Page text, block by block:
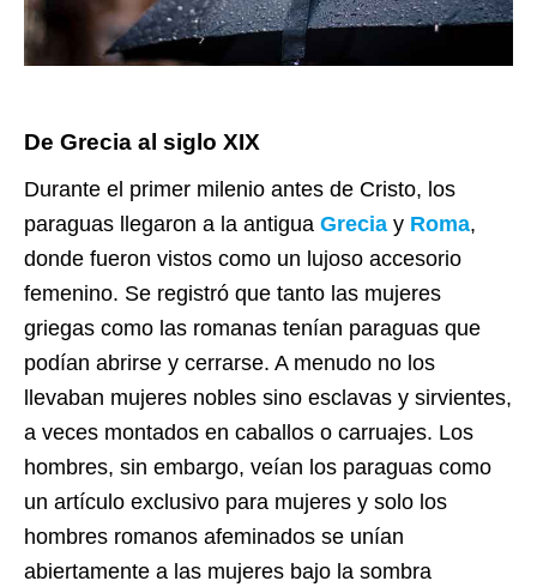
De Grecia al siglo XIX
Durante el primer milenio antes de Cristo, los
paraguas llegaron a la antigua Grecia y Roma,
donde fueron vistos como un lujoso accesorio
femenino. Se registró que tanto las mujeres
griegas como las romanas tenían paraguas que
podían abrirse y cerrarse. A menudo no los
llevaban mujeres nobles sino esclavas y sirvientes,
a veces montados en caballos o carruajes. Los
hombres, sin embargo, veían los paraguas como
un artículo exclusivo para mujeres y solo los
hombres romanos afeminados se unían
abiertamente a las mujeres bajo la sombra